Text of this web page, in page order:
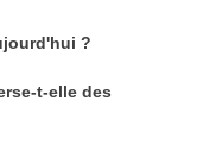
?
t-elle des